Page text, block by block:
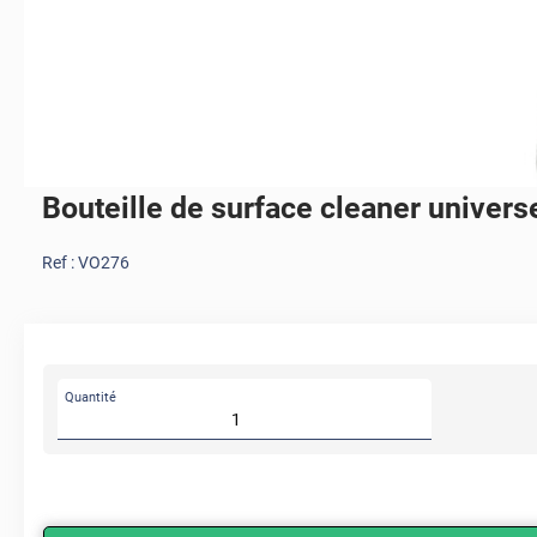
Bouteille de surface cleaner
Ref :VO276
Quantité